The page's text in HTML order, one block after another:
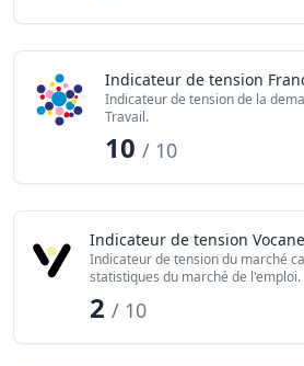
Indicateur de tension
Indicateur de tension de la
Travail.
10/ 10
Indicateur de tension
Indicateur de tension du marché
statistiques du marché de l'emploi.
2 / 10